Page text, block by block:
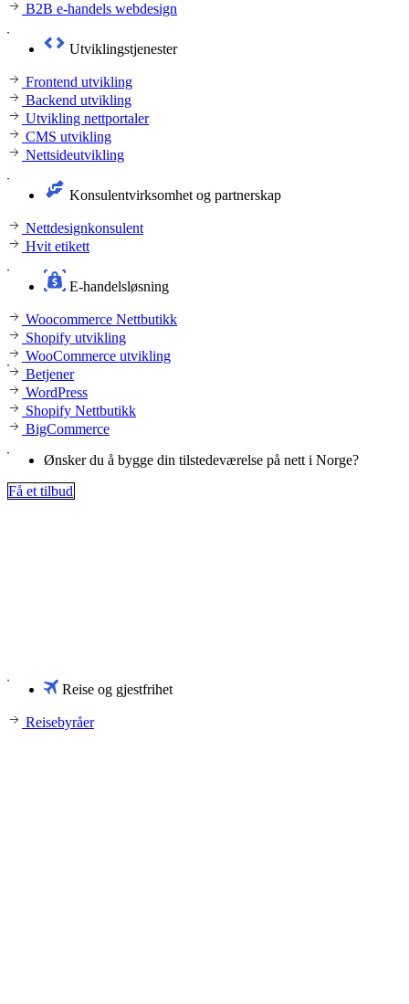
B2B e-handels webdesign
Utviklingstjenester
Frontend utvikling
Backend utvikling
Utvikling nettportaler
CMS utvikling
Nettsideutvikling
Konsulentvirksomhet og partnerskap
Nettdesignkonsulent
Hvit etikett
E-handelsløsning
Woocommerce Nettbutikk
Shopify utvikling
WooCommerce utvikling
Betjener
WordPress
Shopify Nettbutikk
BigCommerce
Ønsker du å bygge din tilstedeværelse på nett i Norge?
Få et tilbud
Reise og gjestfrihet
Reisebyråer